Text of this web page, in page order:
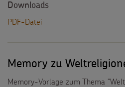
Downloads
PDF-Datei
Memory zu
Memory-Vorlage zum Thema